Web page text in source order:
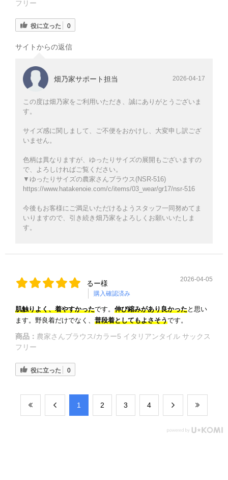
フリー
役に立った 0
サイトからの返信
畑乃家サポート担当 2026-04-17
この度は畑乃家をご利用いただき、誠にありがとうございま
す。
サイズ感に関しまして、ご不便をおかけし、大変申し訳ござ
いません。
色柄は異なりますが、ゆったりサイズの展開もございますの
で、よろしければご覧ください。
▼ゆったりサイズの農家さんブラウス(NSR-516)
https://www.hatakenoie.com/c/items/03_wear/gr17/nsr-516
今後もお客様にご満足いただけるようスタッフ一同努めてま
いりますので、引き続き畑乃家をよろしくお願いいたしま
す。
るー様
購入確認済み
2026-04-05
肌触りよく、着やすかったです。 伸び縮みがあり良かったと思い
ます。野良着だけでなく、 普段着としてもよさそうです。
商品： 農家さんブラウス/カラー5 イタリアンタイル サックス
フリー
役に立った 0
​1 ​2 ​3 ​4